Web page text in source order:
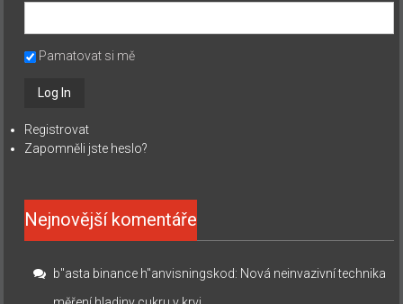
Pamatovat si mě
Registrovat
Zapomněli jste heslo?
Nejnovější komentáře
b"asta binance h"anvisningskod: Nová neinvazivní technika